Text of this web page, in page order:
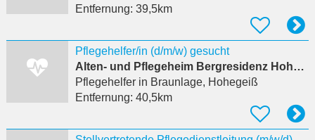
Entfernung: 39,5km
Pflegehelfer/in (d/m/w) gesucht
Alten- und Pflegeheim Bergresidenz Hohegeiß GmbH
Pflegehelferin Braunlage, Hohegeiß
Entfernung: 40,5km